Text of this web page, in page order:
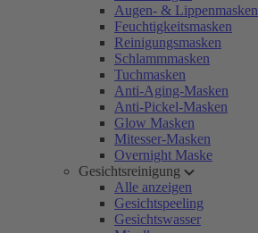
Augen- & Lippenmasken
Feuchtigkeitsmasken
Reinigungsmasken
Schlammmasken
Tuchmasken
Anti-Aging-Masken
Anti-Pickel-Masken
Glow Masken
Mitesser-Masken
Overnight Maske
Gesichtsreinigung
Alle anzeigen
Gesichtspeeling
Gesichtswasser